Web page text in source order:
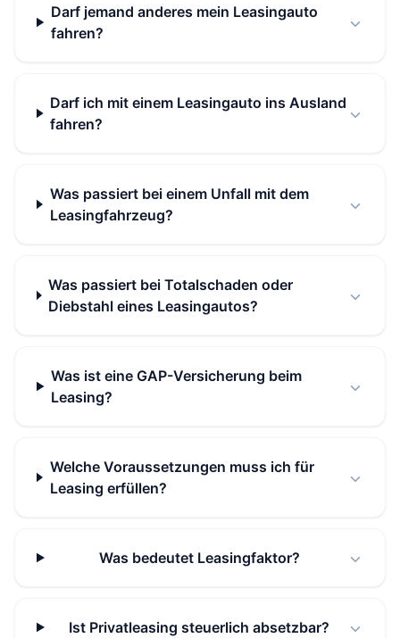
Darf jemand anderes mein Leasingauto
fahren?
Darf ich mit einem Leasingauto ins Ausland
fahren?
Was passiert bei einem Unfall mit dem
Leasingfahrzeug?
Was passiert bei Totalschaden oder
Diebstahl eines Leasingautos?
Was ist eine GAP-Versicherung beim
Leasing?
Welche Voraussetzungen muss ich für
Leasing erfüllen?
Was bedeutet Leasingfaktor?
Ist Privatleasing steuerlich absetzbar?